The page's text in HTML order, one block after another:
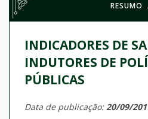
RESUMO
INDICADORES DE
INDUTORES DE
PÚBLICAS
Data de publicação:20/09/